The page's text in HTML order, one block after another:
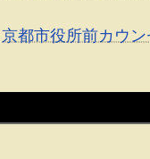
京都市役所前カウ